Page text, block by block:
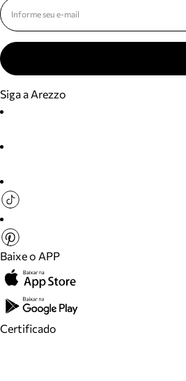
Siga a Arezzo
Baixe o APP
Certificado